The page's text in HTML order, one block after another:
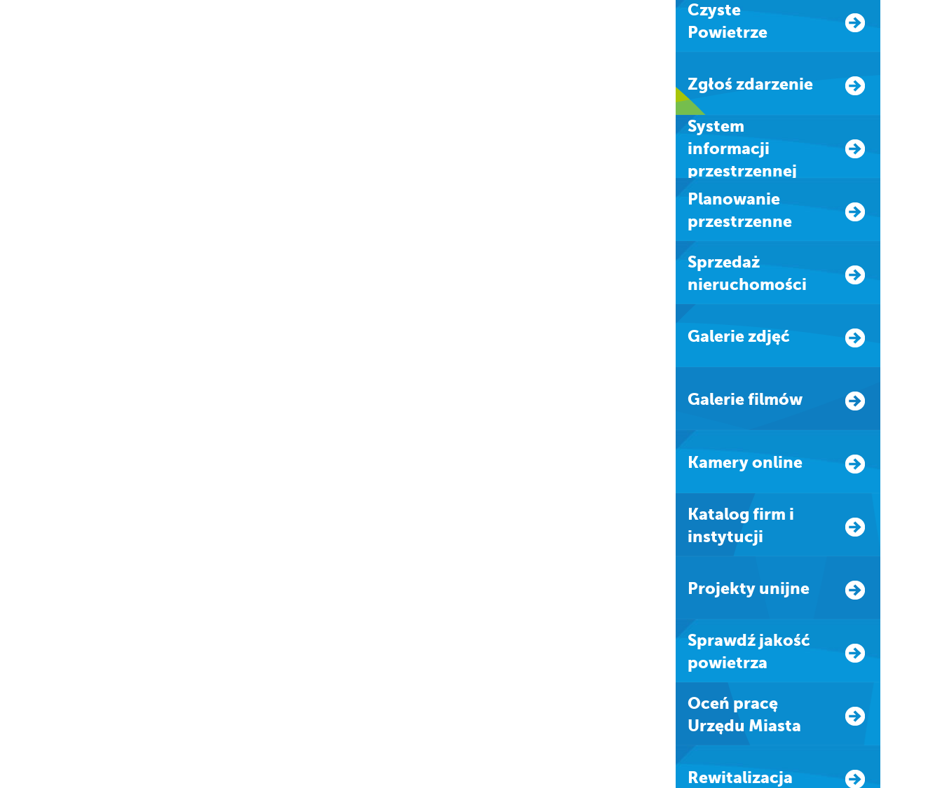
Czyste
Powietrze
Zgłoś zdarzenie
system
informacji
przestrzennej
Planowanie
przestrzenne
Sprzedaż
nieruchomości
Galerie zdjęć
Galerie filmów
Kamery online
Katalog firm i
instytucji
Projekty unijne
Sprawdź jakość
powietrza
Oceń pracę
Urzędu Miasta
Rewitalizacja